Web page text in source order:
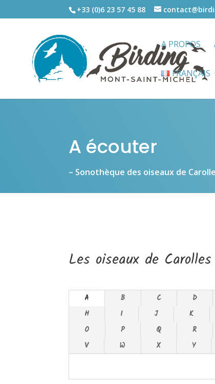
+33 (0)6 23 57 45 88
A PROPOS
FRANÇAIS
A écouter
– Sonothèque des oiseaux de
Les oiseaux de
A B C D
H
I J K
O
P Q R
V
W X Y